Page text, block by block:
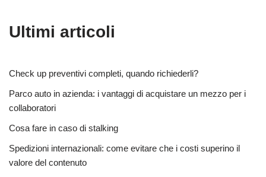
Ultimi articoli
Check up preventivi completi, quando richiederli?
Parco auto in azienda: i vantaggi di acquistare un mezzo per i
collaboratori
Cosa fare in caso di stalking
Spedizioni internazionali: come evitare che i costi superino il
valore del contenuto